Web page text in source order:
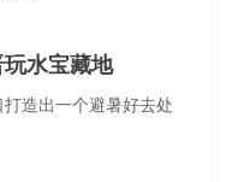
水宝藏地
造出一个避暑好去处